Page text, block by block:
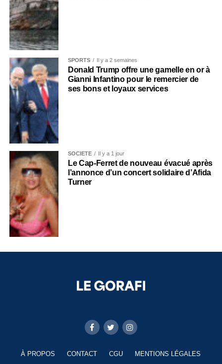
SPORTS Il y a 2 semaines
Donald Trump offre une gamelle en or à
Gianni Infantino pour le remercier de
ses bons et loyaux services
SOCIÉTÉ Il y a 1 jour
Le Cap-Ferret de nouveau évacué après
l’annonce d’un concert solidaire d’Afida
Turner
À PROPOS CONTACT CGU MENTIONS LÉGALES